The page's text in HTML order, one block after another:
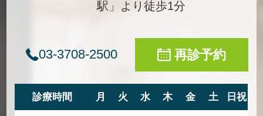
駅」より徒歩1分
03-3708-2500 再診予約
診療時間 月 火 水 木 金 土 日祝